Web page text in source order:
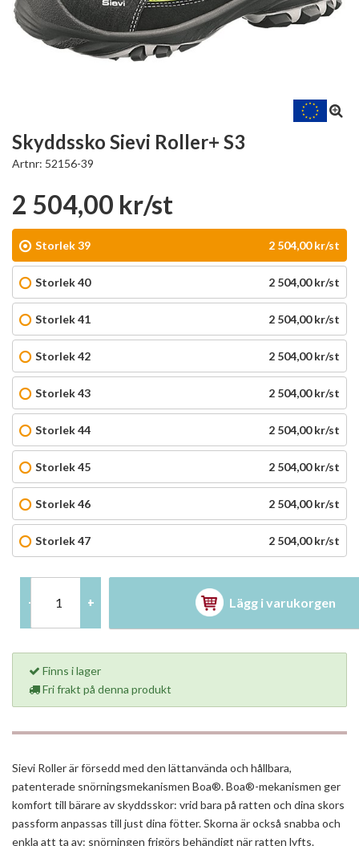
Skyddssko Sievi Roller+ S3
Artnr: 52156-39
2 504,00 kr/st
Storlek 39 2 504,00 kr/st
Storlek 40 2 504,00 kr/st
Storlek 41 2 504,00 kr/st
Storlek 42 2 504,00 kr/st
Storlek 43 2 504,00 kr/st
Storlek 44 2 504,00 kr/st
Storlek 45 2 504,00 kr/st
Storlek 46 2 504,00 kr/st
Storlek 47 2 504,00 kr/st
- + Lägg i varukorgen
Finns i lager
Fri frakt på denna produkt
Sievi Roller är försedd med den lättanvända och hållbara,
patenterade snörningsmekanismen Boa®. Boa®-mekanismen ger
komfort till bärare av skyddsskor: vrid bara på ratten och dina skors
passform anpassas till just dina fötter. Skorna är också snabba och
enkla att ta av: snörningen frigörs behändigt när ratten lyfts.